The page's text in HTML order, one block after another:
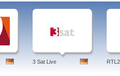
3 Sat Live